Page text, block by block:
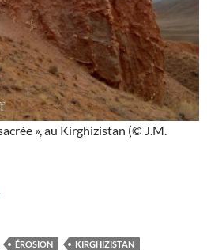
», au Kirghizistan (© J.M.
Tach, Kirghizistan
ÉROSION
KIRGHIZISTAN